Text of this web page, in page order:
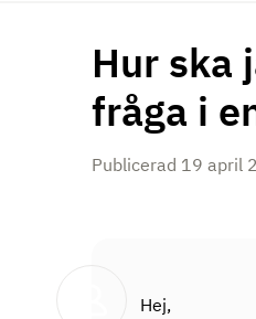
Hur ska
fråga i
Publicerad 19 april
Hej,